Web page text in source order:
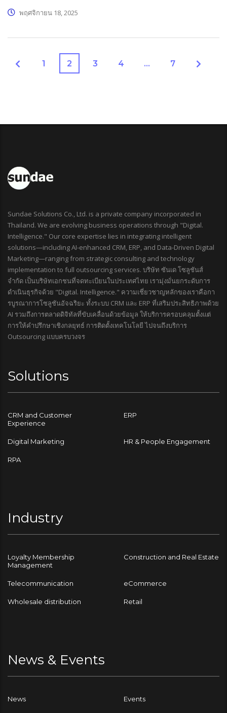
พฤศจิกายน 18, 2025
1 2 3 4 … 7
Sundae Solutions Co., Ltd. is a private company incorporated in
Thailand. We are evolving business operations through "Digital.
Intelligence." Our core expertise lies in integrating intelligent
solutions—including AI-enhanced CRM, ERP, and Data-Driven Digital
Marketing—ranging from strategic consulting and technology
implementation to full outsourcing services. บริษัท ซันเด โซลูชันส์
จำกัด เป็นบริษัทเอกชนที่จดทะเบียนในประเทศไทย เรามุ่งมั่นยกระดับการ
ดำเนินธุรกิจด้วย "Digital. Intelligence." ความเชี่ยวชาญหลักของเราคือกา
รบูรณาการโซลูชันอัจฉริยะ ทั้งระบบ CRM และ ERP ที่เสริมประสิทธิภาพด้วย
AI รวมถึงการตลาดดิจิทัลที่ขับเคลื่อนด้วยข้อมูล ให้บริการครอบคลุมตั้งแต่
การให้คำปรึกษาเชิงกลยุทธ์ การติดตั้งเทคโนโลยี ไปจนถึงบริการ
Outsourcing แบบครบวงจร
Solutions
CRM and Customer
Experience
ERP
Digital Marketing HR & People Engagement
RPA
Industry
Loyalty Membership
Management
Construction and Real Estate
Telecommunication eCommerce
Wholesale distribution Retail
News & Events
News Events